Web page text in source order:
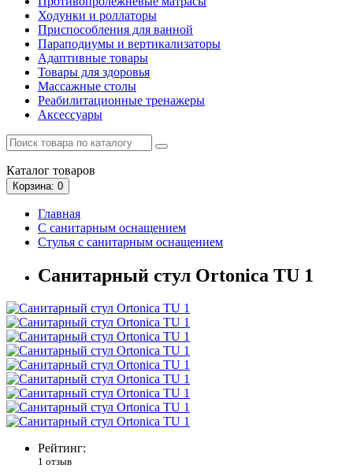
Ходунки и роллаторы
Приспособления для ванной
Параподиумы и вертикализаторы
Адаптивные товары
Товары для здоровья
Массажные столы
Реабилитационные тренажеры
Аксессуары
Каталог товаров
Корзина: 0
Главная
С санитарным оснащением
Стулья с санитарным оснащением
Санитарный стул Ortonica TU 1
Рейтинг:
1 отзыв